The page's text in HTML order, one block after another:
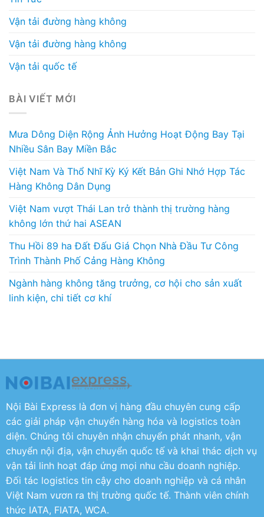
Vận tải đường hàng không
Vận tải đường hàng không
Vận tải quốc tế
BÀI VIẾT MỚI
Mưa Dông Diện Rộng Ảnh Hưởng Hoạt Động Bay Tại
Nhiều Sân Bay Miền Bắc
Việt Nam Và Thổ Nhĩ Kỳ Ký Kết Bản Ghi Nhớ Hợp Tác
Hàng Không Dân Dụng
Việt Nam vượt Thái Lan trở thành thị trường hàng
không lớn thứ hai ASEAN
Thu Hồi 89 ha Đất Đấu Giá Chọn Nhà Đầu Tư Công
Trình Thành Phố Cảng Hàng Không
Ngành hàng không tăng trưởng, cơ hội cho sản xuất
linh kiện, chi tiết cơ khí
Nội Bài Express là đơn vị hàng đầu chuyên cung cấp
các giải pháp vận chuyển hàng hóa và logistics toàn
diện. Chúng tôi chuyên nhận chuyển phát nhanh, vận
chuyển nội địa, vận chuyển quốc tế và khai thác dịch vụ
vận tải linh hoạt đáp ứng mọi nhu cầu doanh nghiệp.
Đối tác logistics tin cậy cho doanh nghiệp và cá nhân
Việt Nam vươn ra thị trường quốc tế. Thành viên chính
thức IATA, FIATA, WCA.